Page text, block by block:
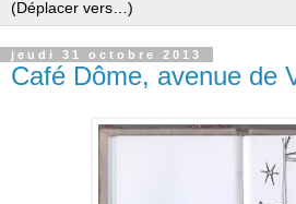
jeudi 31 octobre 2013
Café Dôme, avenue de